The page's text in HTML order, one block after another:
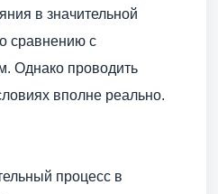
в значительной
сравнению с
Однако проводить
вполне реально.
процесс в